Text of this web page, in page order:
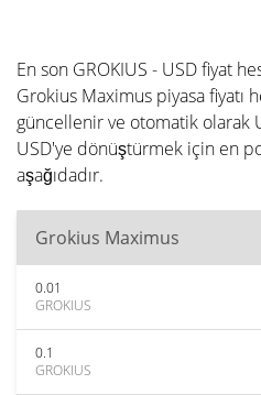
En son GROKIUS - USD fiyat
Grokius Maximus piyasa fiyatı
güncellenir ve otomatik olarak
USD'ye dönüştürmek için en
aşağıdadır.
Grokius Maximus
0.01
GROKIUS
0.1
GROKIUS